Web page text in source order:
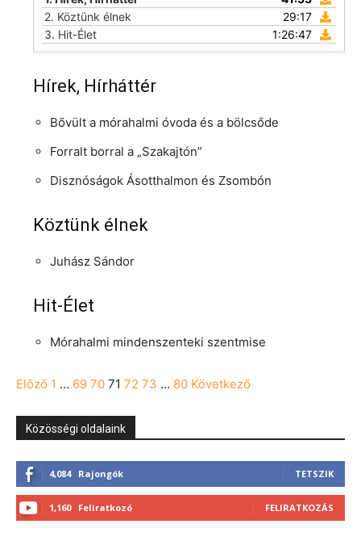
2. Köztünk élnek
29:17
3. Hit-Élet 1:26:47
Hírek, Hírháttér
Bővült a mórahalmi óvoda és a bölcsőde
Forralt borral a „Szakajtón”
Disznóságok Ásotthalmon és Zsombón
Köztünk élnek
Juhász Sándor
Hit-Élet
Mórahalmi mindenszenteki szentmise
Navigation
Előző 1 … 69 70 71 72 73 … 80 Következő
Közösségi oldalaink
4,084 Rajongók TETSZIK
1,160 Feliratkozó FELIRATKOZÁS